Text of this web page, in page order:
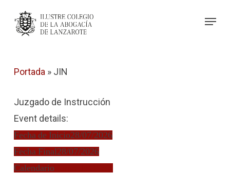
Menu
Portada » JIN
Juzgado de Instrucción
Event details:
Fecha de Inicio28/07/2026
Fecha Final28/07/2026
Calendario